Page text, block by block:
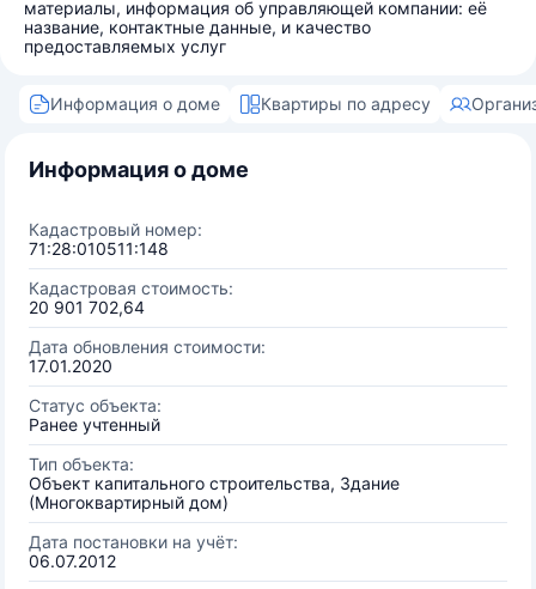
материалы, информация об управляющей компании: её
название, контактные данные, и качество
предоставляемых услуг
Информация о доме Квартиры по адресу
Информация о доме
Кадастровый номер:
71:28:010511:148
Кадастровая стоимость:
20 901 702,64
Дата обновления стоимости:
17.01.2020
Статус объекта:
Ранее учтенный
Тип объекта:
Объект капитального строительства, Здание
(Многоквартирный дом)
Дата постановки на учёт:
06.07.2012